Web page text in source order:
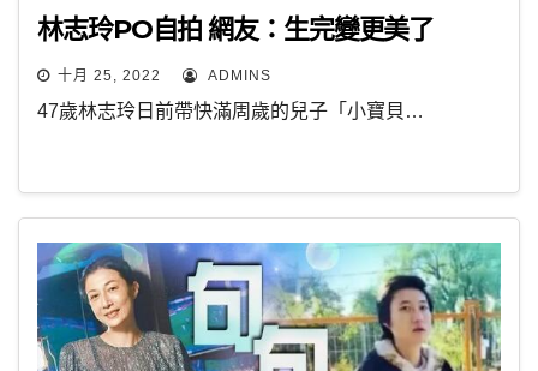
林志玲PO自拍 網友：生完變更美了
十月 25, 2022 ADMINS
47歲林志玲日前帶快滿周歲的兒子「小寶貝…